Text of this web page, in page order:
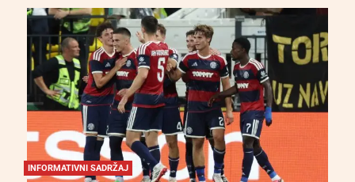
INFORMATIVNI SADRŽAJ